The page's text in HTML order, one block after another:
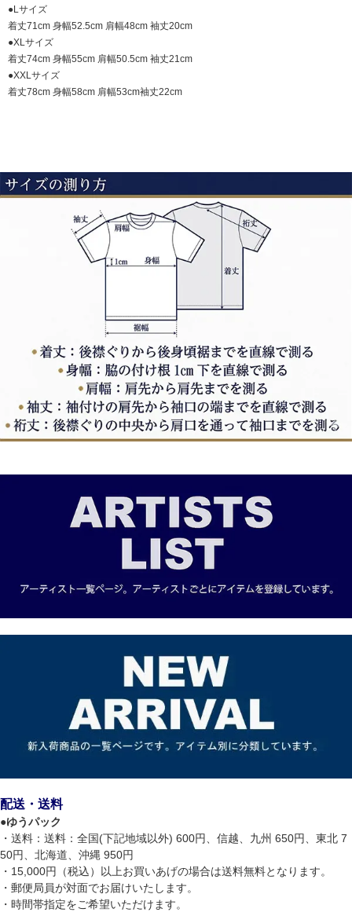
●Lサイズ
着丈71cm 身幅52.5cm 肩幅48cm 袖丈20cm
●XLサイズ
着丈74cm 身幅55cm 肩幅50.5cm 袖丈21cm
●XXLサイズ
着丈78cm 身幅58cm 肩幅53cm袖丈22cm
配送・送料
●ゆうパック
・送料：送料：全国(下記地域以外) 600円、信越、九州 650円、東北 7
50円、北海道、沖縄 950円
・15,000円（税込）以上お買いあげの場合は送料無料となります。
・郵便局員が対面でお届けいたします。
・時間帯指定をご希望いただけます。